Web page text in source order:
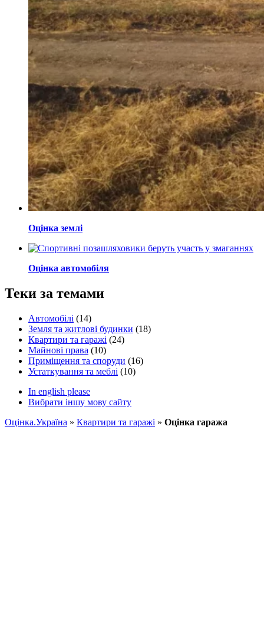
Оцінка землі
Оцінка автомобіля
Теки за темами
Автомобілі (14)
Земля та житлові будинки (18)
Квартири та гаражі (24)
Майнові права (10)
Приміщення та споруди (16)
Устаткування та меблі (10)
In english please
Вибрати іншу мову сайту
Оцінка.Україна » Квартири та гаражі » Оцінка гаража